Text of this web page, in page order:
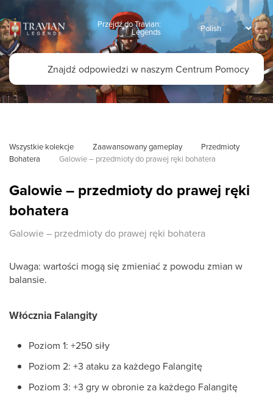
Przejdź do Travian:
Legends
Wszystkie kolekcje Zaawansowany gameplay
Przedmioty
Bohatera
Galowie – przedmioty do prawej ręki bohatera
Galowie – przedmioty do prawej ręki
bohatera
Galowie – przedmioty do prawej ręki bohatera
Uwaga: wartości mogą się zmieniać z powodu zmian w
balansie.
Włócznia Falangity
Poziom 1: +250 siły
Poziom 2: +3 ataku za każdego Falangitę
Poziom 3: +3 gry w obronie za każdego Falangitę